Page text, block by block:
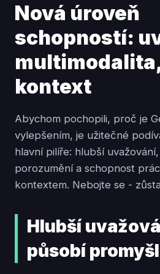
Nová úroveň
schopností:
kontext
Abychom pochopili, proč je
vylepšením, je užitečné
hlavní pilíře: hlubší
porozumění a schopnost
kontextem. Nebojte se -
Hlubší
působí